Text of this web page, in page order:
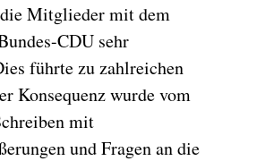
Mitglieder mit dem
CDU sehr
führte zu zahlreichen
Konsequenz wurde vom
mit
und Fragen an die